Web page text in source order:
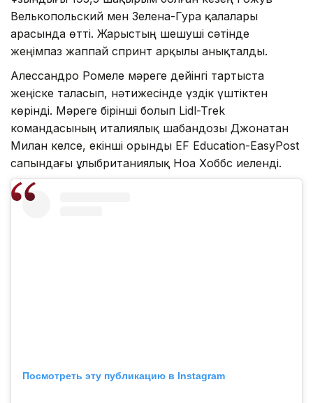
Велькопольский мен Зелена-Гура қалалары
арасында өтті. Жарыстың шешуші сәтінде
жеңімпаз жаппай спринт арқылы анықталды.
Алессандро Ромеле мәреге дейінгі тартыста
жеңіске таласып, нәтижесінде үздік үштіктен
көрінді. Мәреге бірінші болып Lidl-Trek
командасының италиялық шабандозы Джонатан
Милан келсе, екінші орынды EF Education-EasyPost
сапындағы ұлыбританиялық Ноа Хоббс иеленді.
Посмотреть эту публикацию в Instagram